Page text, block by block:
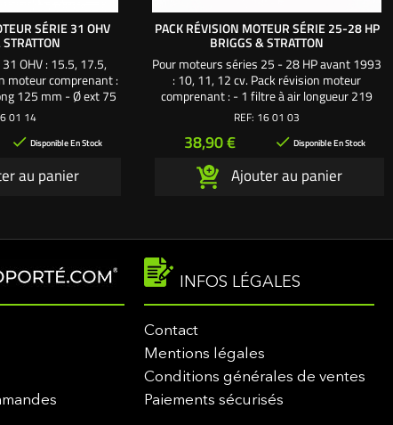
SÉRIE 31 OHV
OHV : 15.5, 17.5,
moteur comprenant :
125 mm - Ø ext 75
rouge ou blanc - 1
exclusive
01 14
 Disponible En Stock
au panier
PACK RÉVISION MOTEUR SÉRIE 25-28 HP
BRIGGS & STRATTON
Pour moteurs séries 25 - 28 HP avant 1993
: 10, 11, 12 cv. Pack révision moteur
comprenant : - 1 filtre à air longueur 219
mm - largeur 67 mm - hauteur 70 mm - 1
rouge ou blanc - 1 bougie culot court - 1,4
exclusive L'autoporté.com ®
REF: 16 01 03
Prix
38,90 €  Disponible En Stock
Ajouter au panier
INFOS LÉGALES
Contact
Mentions légales
Conditions générales de ventes
Paiements sécurisés